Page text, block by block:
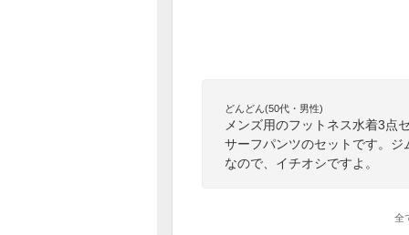
どんどん(50代・男性)
メンズ用のフットネス水着3点
サーフパンツのセットです。
なので、イチオシですよ。
全